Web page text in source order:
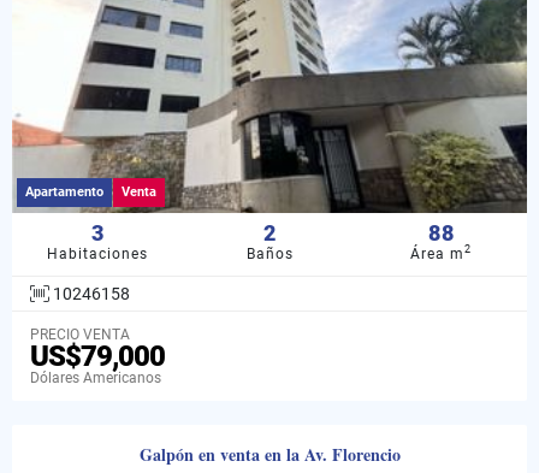
Apartamento Venta
3
Habitaciones
2
Baños
88
Área m2
10246158
PRECIO VENTA
US$79,000
Dólares Americanos
Galpón en venta en la Av. Florencio